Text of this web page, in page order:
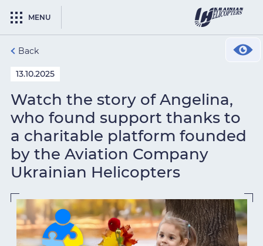
MENU
Back
13.10.2025
Watch the story of Angelina,
who found support thanks to
a charitable platform founded
by the Aviation Company
Ukrainian Helicopters